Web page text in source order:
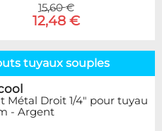
15,60 €
12,48 €
tuyaux souples
Métal Droit 1/4" pour tuyau
- Argent